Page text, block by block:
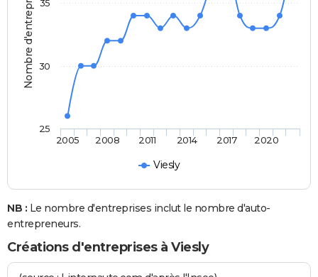
Nombre d'entreprises
Viesly
2005 2008 2011 2014 2017 2020
25
30
35
NB : Le nombre d'entreprises inclut le nombre d'auto-
entrepreneurs.
Créations d'entreprises à Viesly